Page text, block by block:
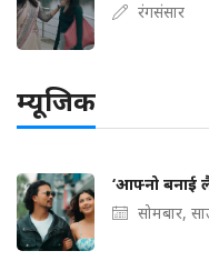
रंगसंसार
म्यूजिक
‘आफ्नो बनाई
सोमबार,